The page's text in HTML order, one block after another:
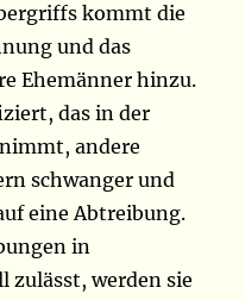
kommt die
und das
Ehemänner hinzu.
das in der
andere
schwanger und
eine Abtreibung.
in
werden sie